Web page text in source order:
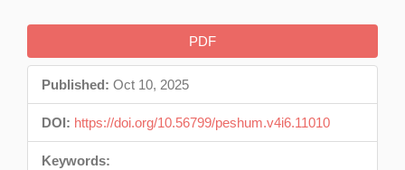
Article
Sidebar
PDF
Published: Oct 10, 2025
DOI: https://doi.org/10.56799/peshum.v4i6.11010
Keywords: